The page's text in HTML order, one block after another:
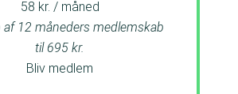
58 kr. / måned
af 12 måneders medlemskab
til 695 kr.
Bliv medlem